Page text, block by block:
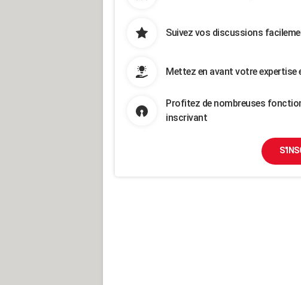
Suivez vos discussions
Mettez en avant votre expertise
Profitez de nombreuses
inscrivant